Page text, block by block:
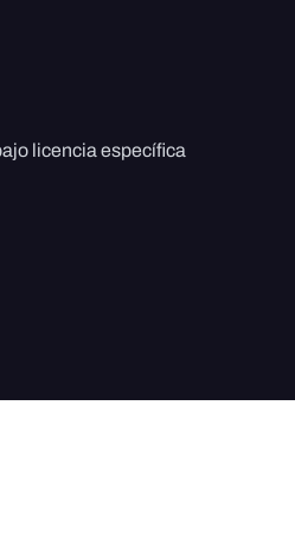
licencia específica